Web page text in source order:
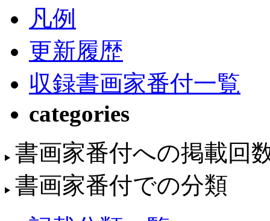
凡例
更新履歴
収録書画家番付一覧
categories
書画家番付への掲載回
書画家番付での分類